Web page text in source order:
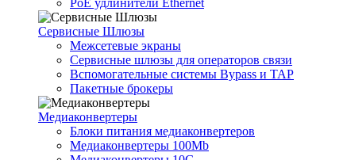
PoE удлинители Ethernet
Сервисные Шлюзы
Межсетевые экраны
Сервисные шлюзы для операторов связи
Вспомогательные системы Bypass и TAP
Пакетные брокеры
Медиаконвертеры
Блоки питания медиаконвертеров
Медиаконвертеры 100Mb